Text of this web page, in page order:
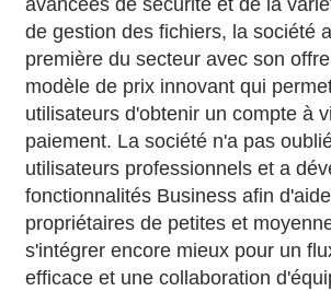
avancées de sécurité et de la
de gestion des fichiers, la société
première du secteur avec son
modèle de prix innovant qui
utilisateurs d'obtenir un compte à
paiement. La société n'a pas
utilisateurs professionnels et a
fonctionnalités Business afin
propriétaires de petites et
s'intégrer encore mieux pour un
efficace et une collaboration